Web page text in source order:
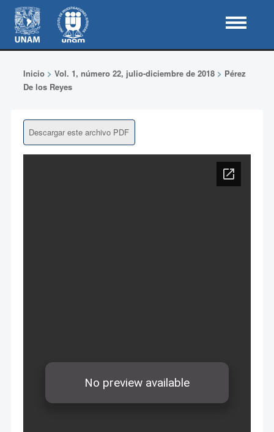
Inicio> Vol. 1, número 22, julio-diciembre de 2018> Pérez
De los Reyes
Descargar este archivo PDF